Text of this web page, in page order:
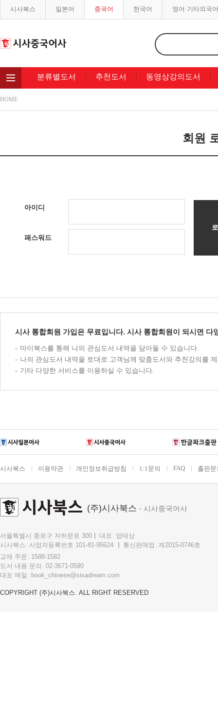
시사북스 일본어 중국어 한국어 영어·기타외국어
분류별도서 추천도서 동영상강의도서
HOME
회원
아이디
패스워드
시사 통합회원 가입은 무료입니다. 시사 통합회원이 되시면 다
마이북스를 통해 나의 관심도서 내역을 담아둘 수 있습니다.
나의 관심도서 내역을 토대로 고객님께 맞춤도서와 추천강의를
기타 다양한 서비스를 이용하실 수 있습니다.
시사북스 이용약관 개인정보취급방침 1:1문의 FAQ 출판문
(주)시사북스 - 시사중국어사
서울특별시 종로구 자하문로 300 대표
엄태상
시사북스
사업자등록번호 101-81-95624 통신판매업
제2015-0746호
교재 주문
1588-1582
도서 내용 문의
02-3671-0590
대표 메일
book_chinese@sisadream.com
COPYRIGHT (주)시사북스. ALL RIGHT RESERVED